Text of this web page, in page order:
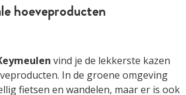
hoeveproducten
vind je de lekkerste kazen
In de groene omgeving
fietsen en wandelen, maar er is ook